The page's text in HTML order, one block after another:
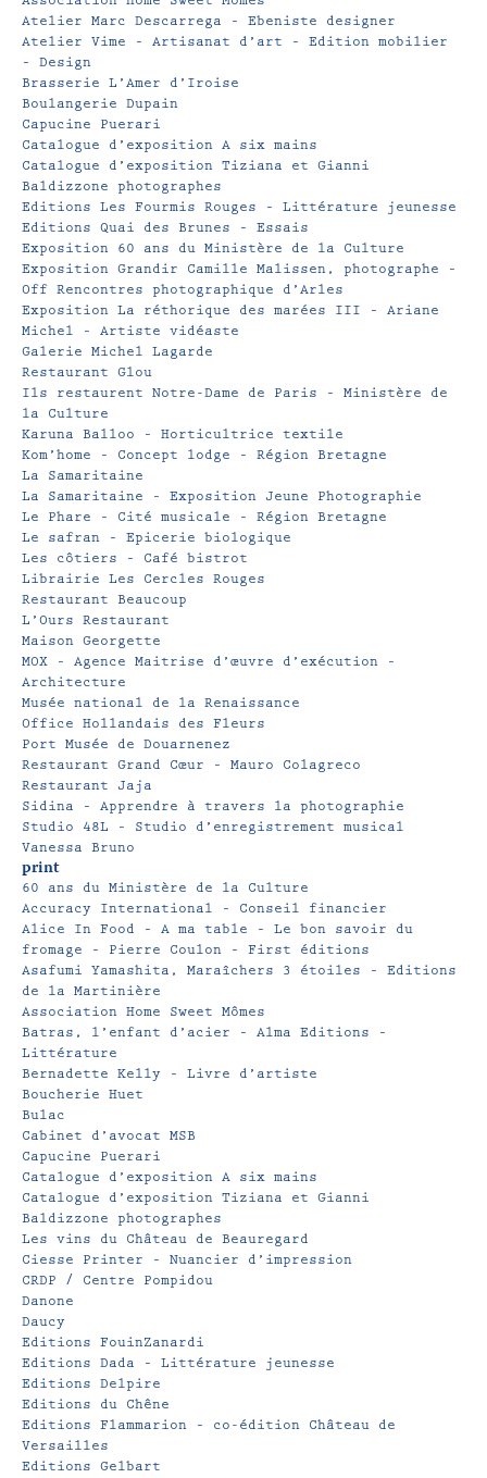
Atelier Marc Descarrega – Ebeniste designer
Atelier Vime – Artisanat d’art – Edition mobilier
– Design
Brasserie L’Amer d’Iroise
Boulangerie Dupain
Capucine Puerari
Catalogue d’exposition A six mains
Catalogue d’exposition Tiziana et Gianni
Baldizzone photographes
Editions Les Fourmis Rouges – Littérature jeunesse
Editions Quai des Brunes – Essais
Exposition 60 ans du Ministère de la Culture
Exposition Grandir Camille Malissen, photographe –
Off Rencontres photographique d’Arles
Exposition La réthorique des marées III – Ariane
Michel – Artiste vidéaste
Galerie Michel Lagarde
Restaurant Glou
Ils restaurent Notre-Dame de Paris – Ministère de
la Culture
Karuna Balloo – Horticultrice textile
Kom’home – Concept lodge – Région Bretagne
La Samaritaine
La Samaritaine – Exposition Jeune Photographie
Le Phare – Cité musicale – Région Bretagne
Le safran – Epicerie biologique
Les côtiers – Café bistrot
Librairie Les Cercles Rouges
Restaurant Beaucoup
L’Ours Restaurant
Maison Georgette
MOX – Agence Maitrise d’œuvre d’exécution –
Architecture
Musée national de la Renaissance
Office Hollandais des Fleurs
Port Musée de Douarnenez
Restaurant Grand Cœur – Mauro Colagreco
Restaurant Jaja
Sidina – Apprendre à travers la photographie
Studio 48L – Studio d’enregistrement musical
Vanessa Bruno
print
60 ans du Ministère de la Culture
Accuracy International – Conseil financier
Alice In Food – A ma table – Le bon savoir du
fromage – Pierre Coulon – First éditions
Asafumi Yamashita, Maraîchers 3 étoiles – Editions
de la Martinière
Association Home Sweet Mômes
Batras, l’enfant d’acier – Alma Editions –
Littérature
Bernadette Kelly – Livre d’artiste
Boucherie Huet
Bulac
Cabinet d’avocat MSB
Capucine Puerari
Catalogue d’exposition A six mains
Catalogue d’exposition Tiziana et Gianni
Baldizzone photographes
Les vins du Château de Beauregard
Ciesse Printer – Nuancier d’impression
CRDP / Centre Pompidou
Danone
Daucy
Editions FouinZanardi
Editions Dada – Littérature jeunesse
Editions Delpire
Editions du Chêne
Editions Flammarion – co-édition Château de
Versailles
Editions Gelbart